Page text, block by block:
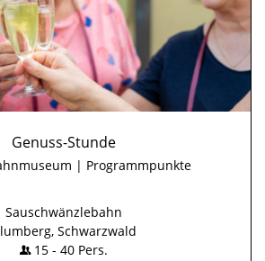
Genuss-Stunde
| Programmpunkte
Sauschwänzlebahn
Schwarzwald
15 - 40 Pers.